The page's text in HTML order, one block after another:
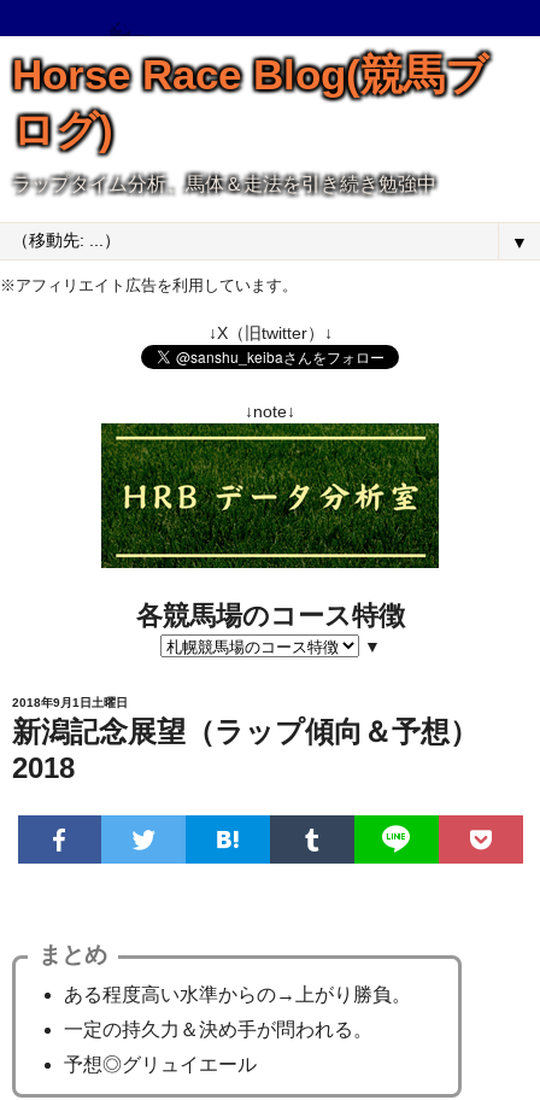
Horse Race Blog(競馬ブ
ログ)
ラップタイム分析、馬体＆走法を引き続き勉強中
▼
※アフィリエイト広告を利用しています。
↓X（旧twitter）↓
↓note↓
各競馬場のコース特徴
▼
2018年9月1日土曜日
新潟記念展望（ラップ傾向＆予想）
2018
まとめ
ある程度高い水準からの→上がり勝負。
一定の持久力＆決め手が問われる。
予想◎グリュイエール